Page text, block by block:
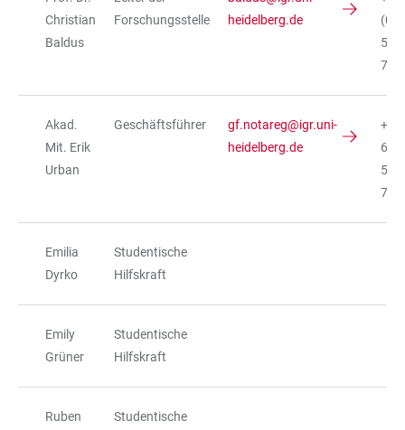
TABLEChristian
Baldus
Forschungsstelle
heidelberg.de
54-
Akad.
Mit. Erik
Urban
Geschäftsführer
gf.notareg@igr.uni-
heidelberg.de
+49
54-
Emilia
Dyrko
Studentische
Hilfskraft
Emily
Grüner
Studentische
Hilfskraft
Ruben
Studentische